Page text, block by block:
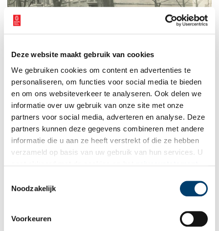
Deze website maakt gebruik van cookies
We gebruiken cookies om content en advertenties te
personaliseren, om functies voor social media te bieden
en om ons websiteverkeer te analyseren. Ook delen we
informatie over uw gebruik van onze site met onze
partners voor social media, adverteren en analyse. Deze
partners kunnen deze gegevens combineren met andere
informatie die u aan ze heeft verstrekt of die ze hebben
verzameld op basis van uw gebruik van hun services. U
Noodzakelijk
Voorkeuren
Hoek Heerengracht/Voorruitstraat in Purmerend. Foto J.H.P. Coppens. Beeld:
Collectie J.D. Laureys
Hoed kwijtgeraakt
Met een scherp oog voor details schrijft mejuffrouw Dekker in
haar dagboek nog dat “de burgemeester van Zaandam zijn hoed is
kwijtgeraakt in de storm.” Om vervolgens te melden dat om twee
niet was uit te houden: “de dijk stond te schudden en te beven.”
Ja, hij hield dapper stand, tot
Alhoewel Laureys ook fotografen uit Harderwijk en Zwolle